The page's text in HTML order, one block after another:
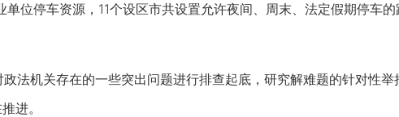
位停车资源，11个设区市共设置允许夜间、周末、法定假期停车
机关存在的一些突出问题进行排查起底，研究解难题的针对性举
进。